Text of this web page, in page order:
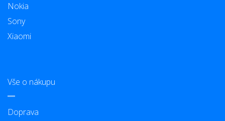
Nokia
Sony
Xiaomi
Vše o nákupu
Doprava